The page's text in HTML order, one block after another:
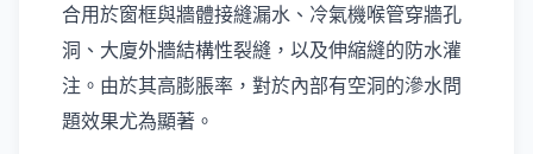
合用於窗框與牆體接縫漏水、冷氣機喉管穿牆孔
洞、大廈外牆結構性裂縫，以及伸縮縫的防水灌
注。由於其高膨脹率，對於內部有空洞的滲水問
題效果尤為顯著。